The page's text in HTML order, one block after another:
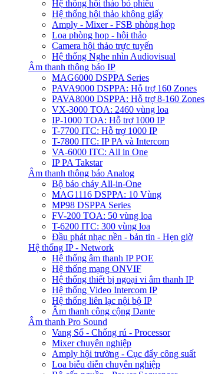
Hệ thống hội thảo bỏ phiếu
Hệ thống hội thảo không giấy
Amply - Mixer - FSB phòng họp
Loa phòng họp - hội thảo
Camera hội thảo trực tuyến
Hệ thống Nghe nhìn Audiovisual
Âm thanh thông báo IP
MAG6000 DSPPA Series
PAVA9000 DSPPA: Hỗ trợ 160 Zones
PAVA8000 DSPPA: Hỗ trợ 8-160 Zones
VX-3000 TOA: 2460 vùng loa
IP-1000 TOA: Hỗ trợ 1000 IP
T-7700 ITC: Hỗ trợ 1000 IP
T-7800 ITC: IP PA và Intercom
VA-6000 ITC: All in One
IP PA Takstar
Âm thanh thông báo Analog
Bộ báo cháy All-in-One
MAG1116 DSPPA: 10 Vùng
MP98 DSPPA Series
FV-200 TOA: 50 vùng loa
T-6200 ITC: 300 vùng loa
Đầu phát nhạc nền - bản tin - Hẹn giờ
Hệ thống IP - Network
Hệ thống âm thanh IP POE
Hệ thống mạng ONVIF
Hệ thống thiết bị ngoại vi âm thanh IP
Hệ thống Video Intercom IP
Hệ thống liên lạc nội bộ IP
Âm thanh công cộng Dante
Âm thanh Pro Sound
Vang Số - Chống rú - Processor
Mixer chuyên nghiệp
Amply hội trường - Cục đẩy công suất
Loa biễu diễn chuyên nghiệp